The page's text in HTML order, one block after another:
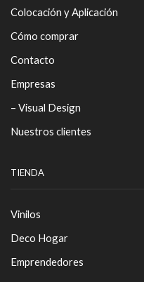
Colocación y Aplicación
Cómo comprar
Contacto
Empresas
– Visual Design
Nuestros clientes
TIENDA
Vinilos
Deco Hogar
Emprendedores